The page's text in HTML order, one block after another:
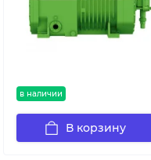
в наличии
В корзину